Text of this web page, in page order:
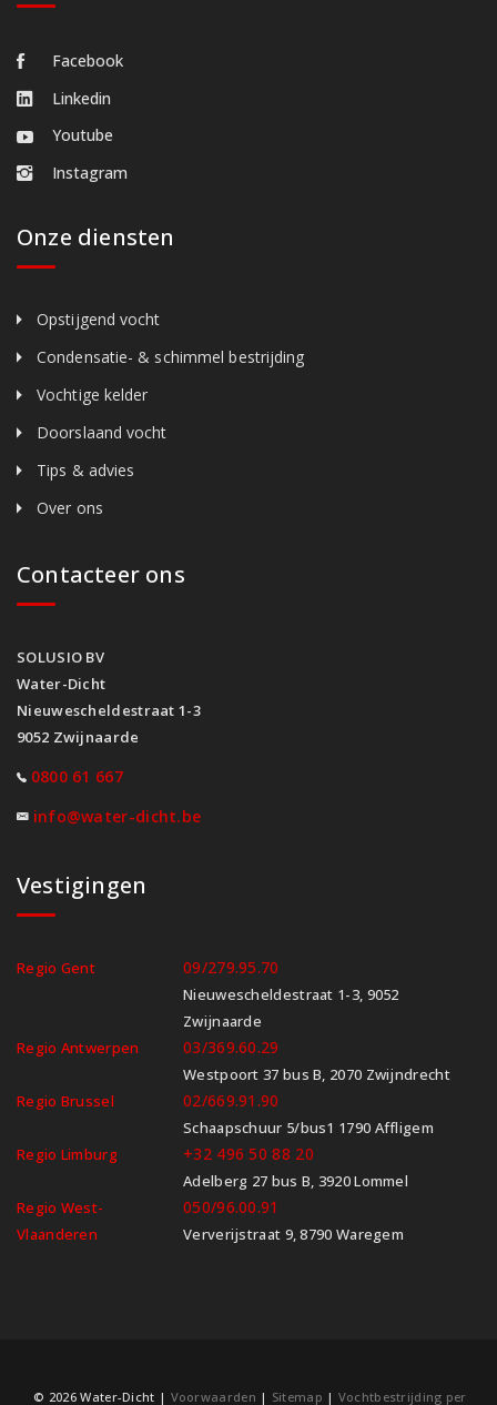
Facebook
Linkedin
Youtube
Instagram
Onze diensten
Opstijgend vocht
Condensatie- & schimmel bestrijding
Vochtige kelder
Doorslaand vocht
Tips & advies
Over ons
Contacteer ons
SOLUSIO BV
Water-Dicht
Nieuwescheldestraat 1-3
9052 Zwijnaarde
0800 61 667
info@water-dicht.be
Vestigingen
Regio Gent 09/279.95.70
Nieuwescheldestraat 1-3, 9052
Zwijnaarde
Regio Antwerpen
03/369.60.29
Westpoort 37 bus B, 2070 Zwijndrecht
Regio Brussel
02/669.91.90
Schaapschuur 5/bus1 1790 Affligem
Regio Limburg
+32 496 50 88 20
Adelberg 27 bus B, 3920 Lommel
Regio West-
Vlaanderen
050/96.00.91
Ververijstraat 9, 8790 Waregem
© 2026 Water-Dicht | Voorwaarden | Sitemap | Vochtbestrijding per